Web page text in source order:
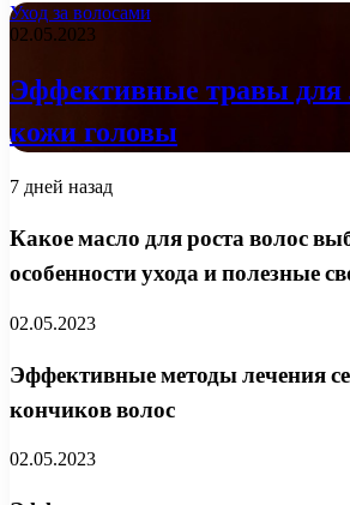
Уход за волосами
02.05.2023
Эффективные травы для
кожи головы
7 дней назад
Какое масло для роста волос
особенности ухода и полезные
02.05.2023
Эффективные методы лечения
кончиков волос
02.05.2023